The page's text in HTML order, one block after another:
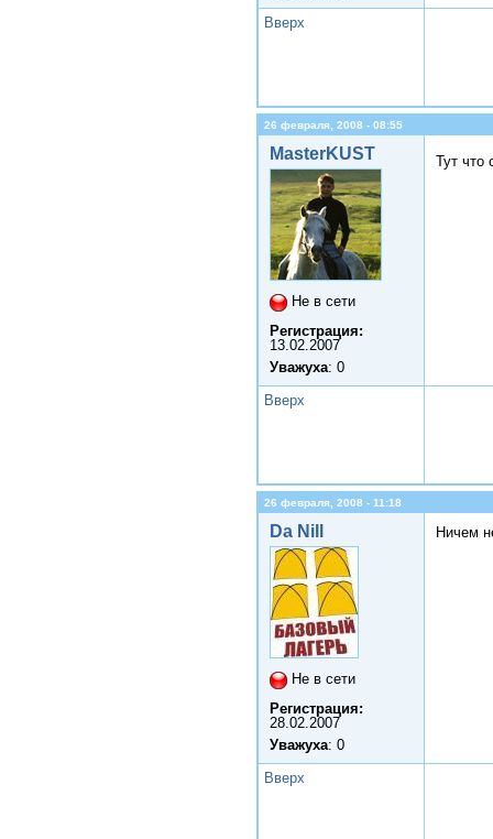
Вверх
26 февраля, 2008 - 08:55
MasterKUST
Не в сети
Регистрация:
13.02.2007
Уважуха: 0
Тут что
Вверх
26 февраля, 2008 - 11:18
Da Nill
Не в сети
Регистрация:
28.02.2007
Уважуха: 0
Ничем
Вверх